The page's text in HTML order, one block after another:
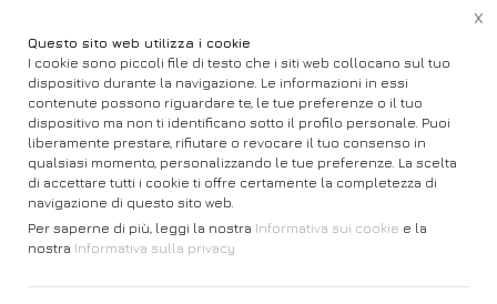
Questo sito web utilizza i cookie
I cookie sono piccoli file di testo che i siti web collocano sul tuo
dispositivo durante la navigazione. Le informazioni in essi
contenute possono riguardare te, le tue preferenze o il tuo
dispositivo ma non ti identificano sotto il profilo personale. Puoi
liberamente prestare, rifiutare o revocare il tuo consenso in
qualsiasi momento, personalizzando le tue preferenze. La scelta
di accettare tutti i cookie ti offre certamente la completezza di
navigazione di questo sito web.
Per saperne di più, leggi la nostra Informativa sui cookie e la
nostra Informativa sulla privacy
X
Home Gioielli e Orologi CASIO Vintage
Vintage ICONIC CASIO
A159WGED-1EF